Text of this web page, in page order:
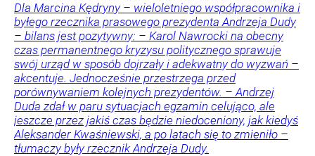
Dla Marcina Kędryny – wieloletniego współpracownika i
byłego rzecznika prasowego prezydenta Andrzeja Dudy
– bilans jest pozytywny: – Karol Nawrocki na obecny
czas permanentnego kryzysu politycznego sprawuje
swój urząd w sposób dojrzały i adekwatny do wyzwań –
akcentuje. Jednocześnie przestrzega przed
porównywaniem kolejnych prezydentów. – Andrzej
Duda zdał w paru sytuacjach egzamin celująco, ale
jeszcze przez jakiś czas będzie niedoceniony, jak kiedyś
Aleksander Kwaśniewski, a po latach się to zmieniło –
tłumaczy były rzecznik Andrzeja Dudy.